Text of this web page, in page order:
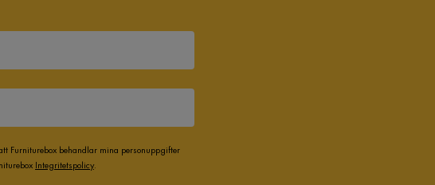
Furniturebox behandlar mina personuppgifter
Integritetspolicy.